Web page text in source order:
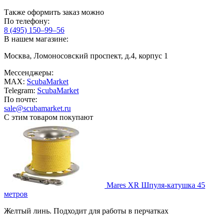
Также оформить заказ можно
По телефону:
8 (495) 150–99–56
В нашем магазине:
Москва, Ломоносовский проспект, д.4, корпус 1
Мессенджеры:
MAX: ScubaMarket
Telegram: ScubaMarket
По почте:
sale@scubamarket.ru
С этим товаром покупают
Mares XR Шпуля-катушка 45
метров
Желтый линь. Подходит для работы в перчатках